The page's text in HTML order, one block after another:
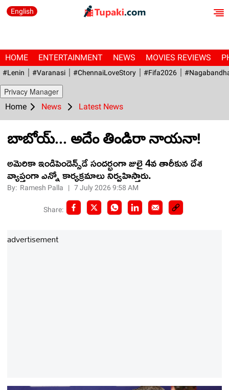
English
HOME ENTERTAINMENT NEWS MOVIES REVIEWS
#Lenin #Varanasi #ChennaiLoveStory #fifa2026
Privacy Manager
Home News Latest News
బాబోయ్‌... అదేం తిండిరా నాయనా!
అమెరికా ఇండిపెండెన్స్‌డే సందర్భంగా జులై 4వ తారీకున దేశ
వ్యాప్తంగా ఎన్నో కార్యక్రమాలు నిర్వహిస్తారు.
By: Ramesh Palla |7 July 2026 9:58 AM
Share:
advertisement